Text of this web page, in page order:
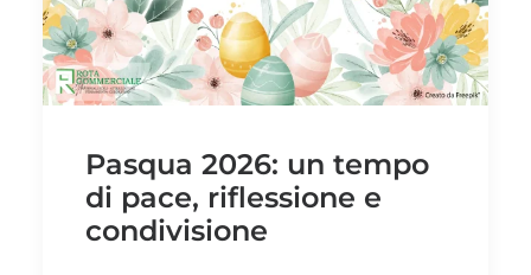
Pasqua 2026: un tempo
di pace, riflessione e
condivisione